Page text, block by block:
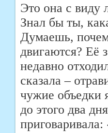
Это она с виду
Знал бы ты,
Думаешь,
двигаются? Её
недавно
сказала –
чужие объедки
до этого два